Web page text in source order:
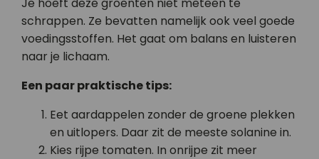
schrappen. Ze bevatten namelijk ook veel goede
voedingsstoffen. Het gaat om balans en luisteren
naar je lichaam.
Een paar praktische tips:
Eet aardappelen zonder de groene plekken
en uitlopers. Daar zit de meeste solanine in.
Kies rijpe tomaten. In onrijpe zit meer